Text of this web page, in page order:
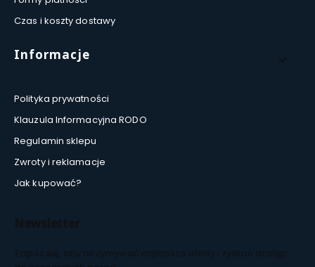
Czas i koszty dostawy
Informacje
Polityka prywatności
Klauzula Informacyjna RODO
Regulamin sklepu
Zwroty i reklamacje
Jak kupować?
Newsletter
Zapisz się, aby otrzymywać najlepsze oferty i zyskać dostęp